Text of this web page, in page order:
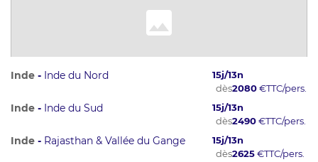
Inde - Inde du Nord 15j/13n
dès2080€TTC/pers.
Inde - Inde du Sud 15j/13n
dès2490€TTC/pers.
Inde - Rajasthan & Vallée du Gange 15j/13n
dès2625€TTC/pers.